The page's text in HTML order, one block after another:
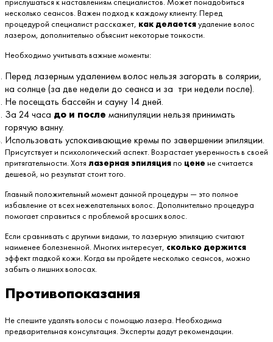
несколько сеансов. Важен подход к каждому клиенту. Перед
процедурой специалист расскажет, как делаетсяудаление волос
лазером, дополнительно объяснит некоторые тонкости.
Необходимо учитывать важные моменты:
Перед лазерным удалением волос нельзя загорать в солярии,
на солнце (за две недели до сеанса и за три недели после).
Не посещать бассейн и сауну 14 дней.
За 24 часа до и после манипуляции нельзя принимать
горячую ванну.
Использовать успокаивающие кремы по завершении эпиляции.
Присутствует и психологический аспект. Возрастает уверенность в своей
притягательности. Хотя лазерная эпиляцияпо цене не считается
дешевой, но результат стоит того.
Главный положительный момент данной процедуры — это полное
избавление от всех нежелательных волос. Дополнительно процедура
помогает справиться с проблемой вросших волос.
Если сравнивать с другими видами, то лазерную эпиляцию считают
наименее болезненной. Многих интересует, сколько держится
эффект гладкой кожи. Когда вы пройдете несколько сеансов, можно
забыть о лишних волосах.
Противопоказания
Не спешите удалять волосы с помощью лазера. Необходима
предварительная консультация. Эксперты дадут рекомендации.